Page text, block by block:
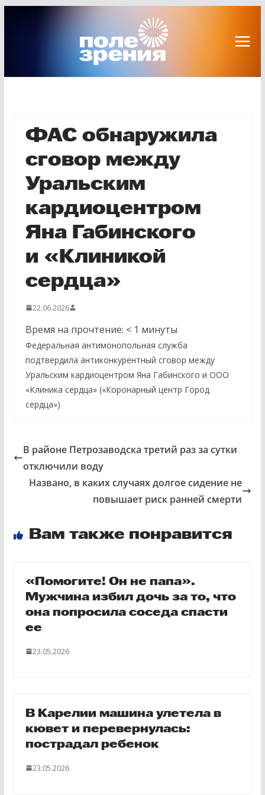
ФАС обнаружила
сговор между
Уральским
кардиоцентром
Яна Габинского
и «Клиникой
сердца»
22.06.2026
Время на прочтение: < 1 минуты
Федеральная антимонопольная служба
подтвердила антиконкурентный сговор между
Уральским кардиоцентром Яна Габинского и ООО
«Клиника сердца» («Коронарный центр Город
сердца»)
В районе Петрозаводска третий раз за сутки
отключили воду
Названо, в каких случаях долгое сидение не
повышает риск ранней смерти
Вам также понравится
«Помогите! Он не папа».
Мужчина избил дочь за то, что
она попросила соседа спасти
ее
23.05.2026
В Карелии машина улетела в
кювет и перевернулась:
пострадал ребенок
23.05.2026